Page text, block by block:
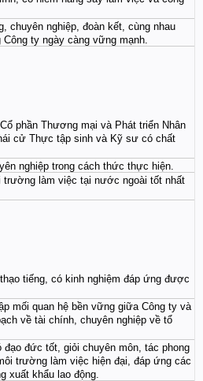
chuyên nghiệp, đoàn kết, cùng nhau
ty ngày càng vững mạnh.
phần Thương mại và Phát triển Nhân
cử Thực tập sinh và Kỹ sư có chất
nghiệp trong cách thức thực hiện.
làm việc tại nước ngoài tốt nhất
tiếng, có kinh nghiệm đáp ứng được
mối quan hệ bền vững giữa Công ty và
về tài chính, chuyên nghiệp về tổ
đức tốt, giỏi chuyên môn, tác phong
trường làm việc hiện đại, đáp ứng các
xuất khẩu lao động.